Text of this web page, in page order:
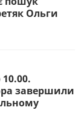
Ольги
завершили